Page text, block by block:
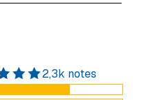
2,3k notes